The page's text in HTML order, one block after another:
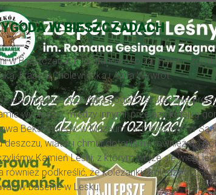
W BIESZCZADACH
w Bieszczadach to stanowczo za mało! –
Izabela Cholewińska i Anna Wywrót.
jesienna bieszczadzka pogoda skutecznie
wycieczki, między innymi: przejazd kolejką
Beksińskiego w Muzeum Historycznym w
deszczu, wiatru i chmur dotarliśmy również do
Kamień Leski, z którym wiąże się wiele
również podkreślić, że koleżanki i koledzy z ZSL
w basenie w Lesku.